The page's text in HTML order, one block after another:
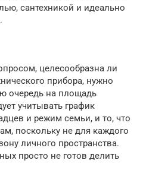
сантехникой и идеально
целесообразна ли
прибора, нужно
очередь на площадь
учитывать график
и режим семьи, и то, что
поскольку не для каждого
личного пространства.
просто не готов делить